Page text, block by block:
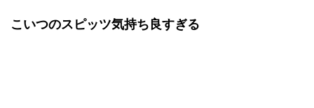
こいつのスピッツ気持ち良すぎる